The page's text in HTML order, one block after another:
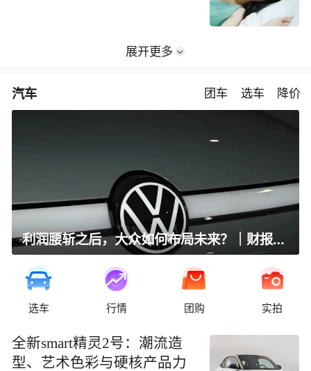
展开更多
汽车 团车 选车 降价
利润腰斩之后，大众如何布局未来？｜财报全视角
选车 行情 团购 实拍
全新smart精灵2号：潮流造
型、艺术色彩与硬核产品力